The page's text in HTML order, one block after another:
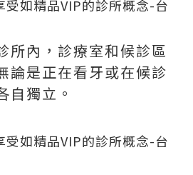
所內，診療室和候診區
論是正在看牙或在候診
自獨立。